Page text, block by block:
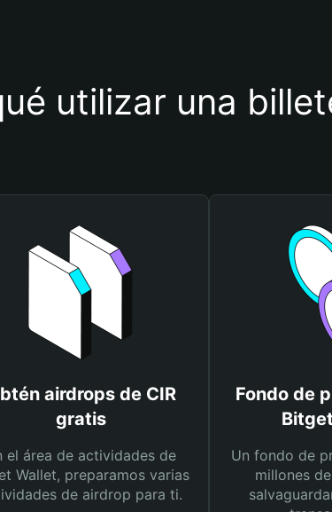
utilizar una
airdrops de CIR
gratis
el área de actividades de
Wallet, preparamos varias
de airdrop para ti.
Fondo de
Un fondo de
millones